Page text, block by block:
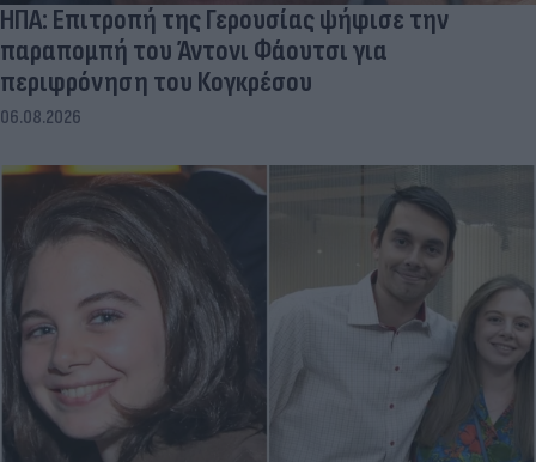
ΗΠΑ: Επιτροπή της Γερουσίας ψήφισε την
παραπομπή του Άντονι Φάουτσι για
περιφρόνηση του Κογκρέσου
06.08.2026